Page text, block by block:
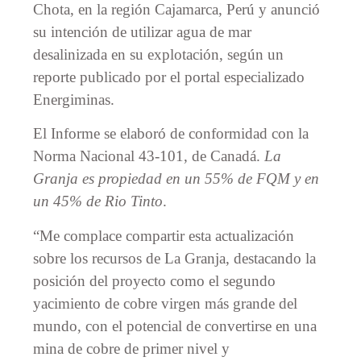
Chota, en la región Cajamarca, Perú y anunció
su intención de utilizar agua de mar
desalinizada en su explotación, según un
reporte publicado por el portal especializado
Energiminas.
El Informe se elaboró ​​de conformidad con la
Norma Nacional 43-101, de Canadá. La
Granja es propiedad en un 55% de FQM y en
un 45% de Rio Tinto.
“Me complace compartir esta actualización
sobre los recursos de La Granja, destacando la
posición del proyecto como el segundo
yacimiento de cobre virgen más grande del
mundo, con el potencial de convertirse en una
mina de cobre de primer nivel y